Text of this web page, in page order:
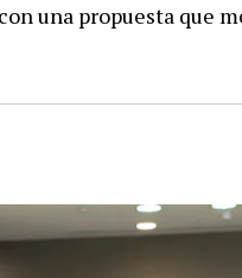
una propuesta que